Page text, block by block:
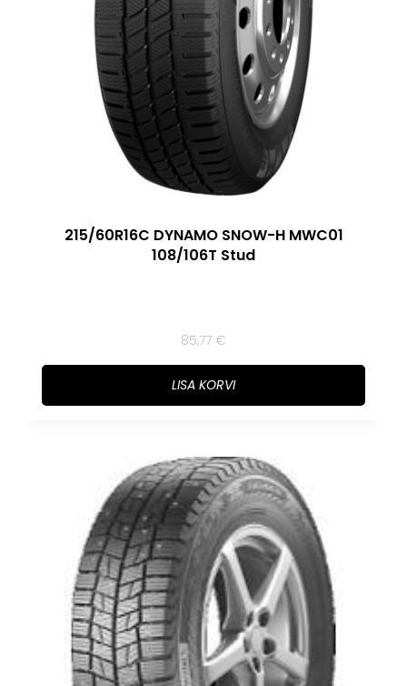
215/60R16C DYNAMO SNOW-H MWC01
108/106T Stud
85,77 €
LISA KORVI